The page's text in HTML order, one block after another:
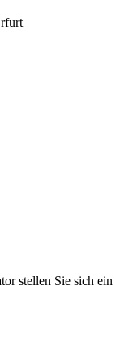
stellen Sie sich ein